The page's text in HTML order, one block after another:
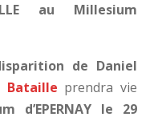
au Millesium
de Daniel
Bataille prendra vie
d’EPERNAY le 29